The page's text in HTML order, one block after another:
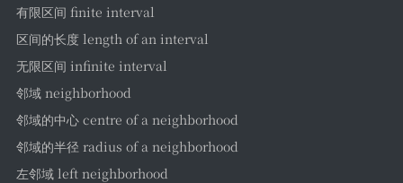
有限区间 finite interval
区间的长度 length of an interval
无限区间 infinite interval
邻域 neighborhood
邻域的中心 centre of a neighborhood
邻域的半径 radius of a neighborhood
左邻域 left neighborhood